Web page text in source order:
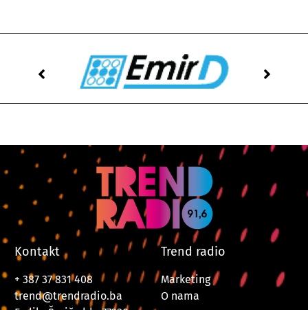
Kontakt
+ 387 37 831 408
trend@trendradio.ba
Trend radio
Marketing
O nama